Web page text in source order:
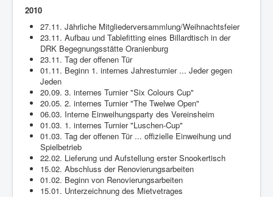
2010
27.11. Jährliche Mitgliederversammlung/Weihnachtsfeier
23.11. Aufbau und Tablefitting eines Billardtisch in der
DRK Begegnungsstätte Oranienburg
23.11. Tag der offenen Tür
01.11. Beginn 1. internes Jahresturnier ... Jeder gegen
Jeden
20.09. 3. internes Turnier "Six Colours Cup"
20.05. 2. internes Turnier "The Twelwe Open"
06.03. Interne Einweihungsparty des Vereinsheim
01.03. 1. internes Turnier "Luschen-Cup"
01.03. Tag der offenen Tür ... offizielle Einweihung und
Spielbetrieb
22.02. Lieferung und Aufstellung erster Snookertisch
15.02. Abschluss der Renovierungsarbeiten
01.02. Beginn von Renovierungsarbeiten
15.01. Unterzeichnung des Mietvetrages